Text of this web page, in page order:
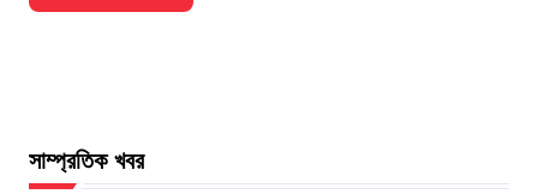
সাম্প্রতিক খবর